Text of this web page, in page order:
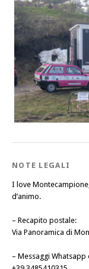
NOTE LEGALI
I love
d’animo.
– Recapito postale:
Via Panoramica di
– Messaggi Whatsapp